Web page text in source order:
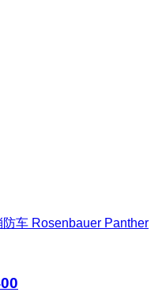
防车 Rosenbauer Panther